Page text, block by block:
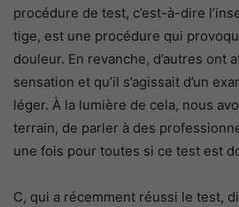
procédure de test, c’est-à-dire
tige, est une procédure qui
douleur. En revanche, d’autres ont
sensation et qu’il s’agissait d’un
léger. À la lumière de cela, nous
terrain, de parler à des
une fois pour toutes si ce test est
C, qui a récemment réussi le test,